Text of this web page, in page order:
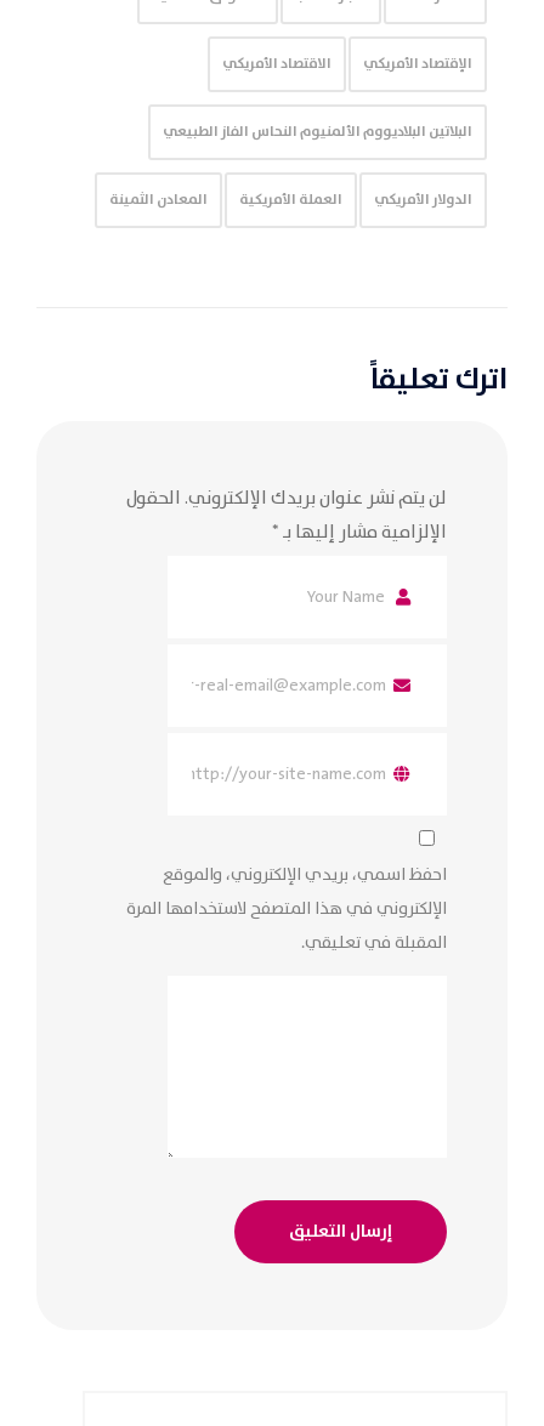
الإقتصاد الأمريكي الاقتصاد الأمريكي
البلاتين البلاديووم الألمنيوم النحاس الفاز الطبيعي
الدولار الأمريكي العملة الأمريكية المعادن الثمينة
اترك تعليقاً
لن يتم نشر عنوان بريدك الإلكتروني. الحقول
الإلزامية مشار إليها بـ*
احفظ اسمي، بريدي الإلكتروني، والموقع
الإلكتروني في هذا المتصفح لاستخدامها المرة
المقبلة في تعليقي.